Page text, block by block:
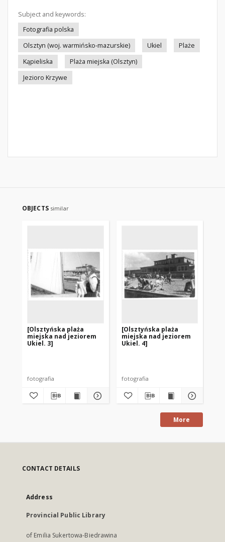
Subject and keywords:
Fotografia polska
Olsztyn (woj. warmińsko-mazurskie)
Ukiel
Plaże
Kąpieliska
Plaża miejska (Olsztyn)
Jezioro Krzywe
OBJECTS similar
[Olsztyńska plaża
miejska nad jeziorem
Ukiel. 3]
fotografia
[Olsztyńska plaża
miejska nad jeziorem
Ukiel. 4]
fotografia
More
CONTACT DETAILS
Address
Provincial Public Library
of Emilia Sukertowa-Biedrawina